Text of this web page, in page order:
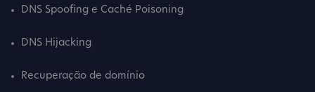
DNS Spoofing e Caché Poisoning
DNS Hijacking
Recuperação de domínio